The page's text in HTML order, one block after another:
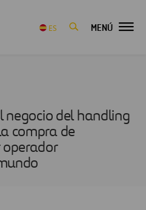
ES MENÚ
negocio del handling
compra de
operador